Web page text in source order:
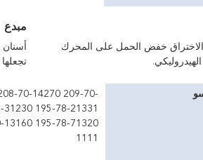
خفض الحمل على المحرك
مبدع
70-14270 209-70-
195-78-21331
1111